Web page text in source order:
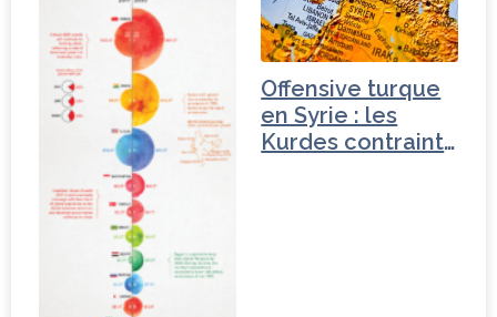
Offensive turque
en Syrie : les
Kurdes contraints